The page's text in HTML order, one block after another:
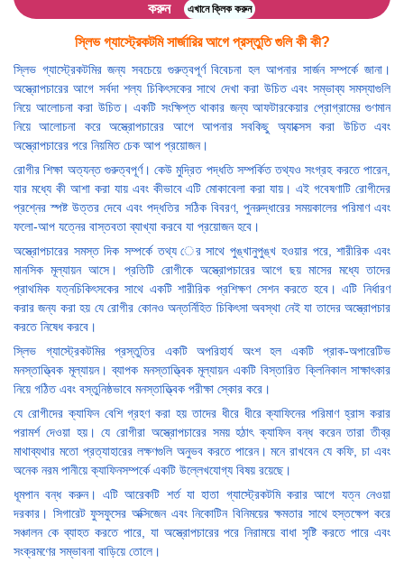
করুন
এখানে ক্লিক করুন
স্লিভ গ্যাস্ট্রেকটমি সার্জারির আগে প্রস্তুতি গুলি কী কী?
স্লিভ গ্যাস্ট্রেকটমির জন্য সবচেয়ে গুরুত্বপূর্ণ বিবেচনা হল আপনার সার্জন সম্পর্কে জানা।
অস্ত্রোপচারের আগে সর্বদা শল্য চিকিৎসকের সাথে দেখা করা উচিত এবং সম্ভাব্য সমস্যাগুলি
নিয়ে আলোচনা করা উচিত। একটি সংক্ষিপ্ত থাকার জন্য আফটারকেয়ার প্রোগ্রামের গুণমান
নিয়ে আলোচনা করে অস্ত্রোপচারের আগে আপনার সবকিছু অ্যাক্সেস করা উচিত এবং
অস্ত্রোপচারের পরে নিয়মিত চেক আপ প্রয়োজন।
রোগীর শিক্ষা অত্যন্ত গুরুত্বপূর্ণ। কেউ মুদ্রিত পদ্ধতি সম্পর্কিত তথ্যও সংগ্রহ করতে পারেন,
যার মধ্যে কী আশা করা যায় এবং কীভাবে এটি মোকাবেলা করা যায়। এই গবেষণাটি রোগীদের
প্রশ্নের স্পষ্ট উত্তর দেবে এবং পদ্ধতির সঠিক বিবরণ, পুনরুদ্ধারের সময়কালের পরিমাণ এবং
ফলো-আপ যত্নের বাস্তবতা ব্যাখ্যা করবে যা প্রয়োজন হবে।
অস্ত্রোপচারের সমস্ত দিক সম্পর্কে তথ্য ের সাথে পুঙ্খানুপুঙ্খ হওয়ার পরে, শারীরিক এবং
মানসিক মূল্যায়ন আসে। প্রতিটি রোগীকে অস্ত্রোপচারের আগে ছয় মাসের মধ্যে তাদের
প্রাথমিক যত্নচিকিৎসকের সাথে একটি শারীরিক প্রশিক্ষণ সেশন করতে হবে। এটি নির্ধারণ
করার জন্য করা হয় যে রোগীর কোনও অন্তর্নিহিত চিকিৎসা অবস্থা নেই যা তাদের অস্ত্রোপচার
করতে নিষেধ করবে।
স্লিভ গ্যাস্ট্রেকটমির প্রস্তুতির একটি অপরিহার্য অংশ হল একটি প্রাক-অপারেটিভ
মনস্তাত্ত্বিক মূল্যায়ন। ব্যাপক মনস্তাত্ত্বিক মূল্যায়ন একটি বিস্তারিত ক্লিনিকাল সাক্ষাৎকার
নিয়ে গঠিত এবং বস্তুনিষ্ঠভাবে মনস্তাত্ত্বিক পরীক্ষা স্কোর করে।
যে রোগীদের ক্যাফিন বেশি গ্রহণ করা হয় তাদের ধীরে ধীরে ক্যাফিনের পরিমাণ হ্রাস করার
পরামর্শ দেওয়া হয়। যে রোগীরা অস্ত্রোপচারের সময় হঠাৎ ক্যাফিন বন্ধ করেন তারা তীব্র
মাথাব্যথার মতো প্রত্যাহারের লক্ষণগুলি অনুভব করতে পারেন। মনে রাখবেন যে কফি, চা এবং
অনেক নরম পানীয়ে ক্যাফিনসম্পর্কে একটি উল্লেখযোগ্য বিষয় রয়েছে।
ধূমপান বন্ধ করুন। এটি আরেকটি শর্ত যা হাতা গ্যাস্ট্রেকটমি করার আগে যত্ন নেওয়া
দরকার। সিগারেট ফুসফুসের অক্সিজেন এবং নিকোটিন বিনিময়ের ক্ষমতার সাথে হস্তক্ষেপ করে
সঞ্চালন কে ব্যাহত করতে পারে, যা অস্ত্রোপচারের পরে নিরাময়ে বাধা সৃষ্টি করতে পারে এবং
সংক্রমণের সম্ভাবনা বাড়িয়ে তোলে।